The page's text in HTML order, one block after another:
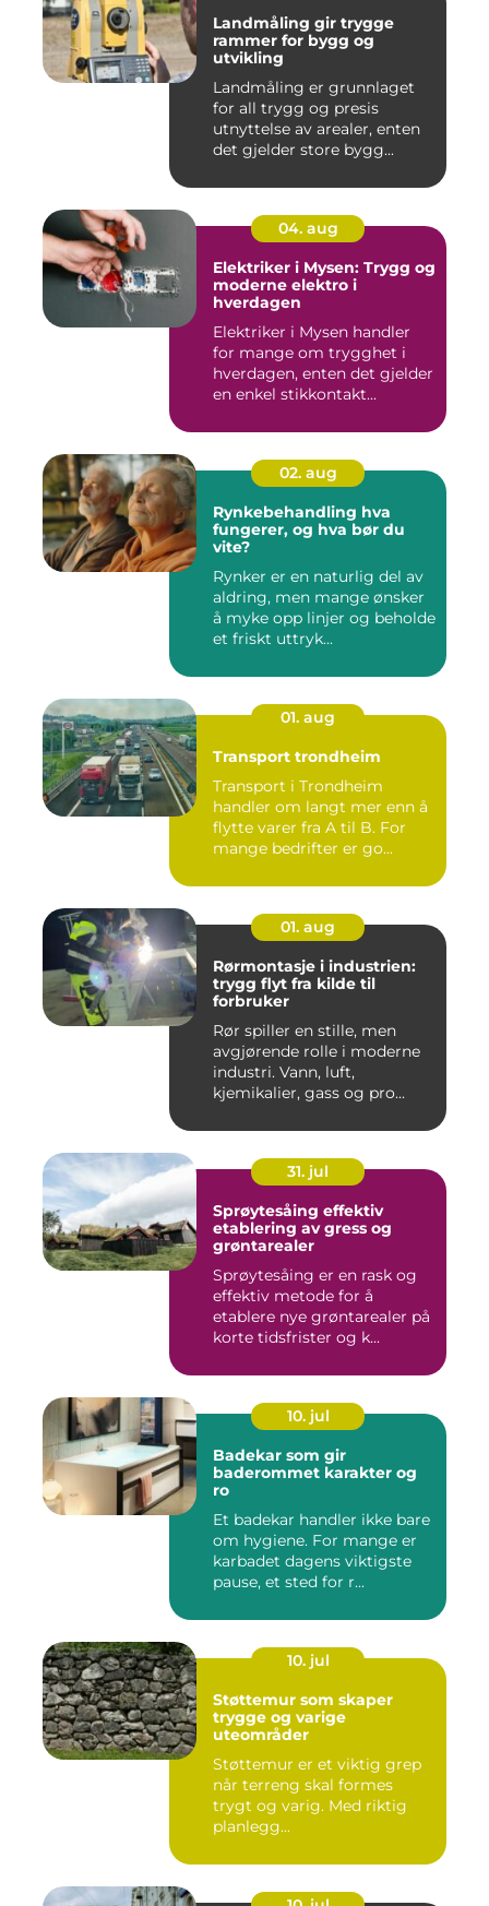
Landmåling gir trygge
rammer for bygg og
utvikling
Landmåling er grunnlaget
for all trygg og presis
utnyttelse av arealer, enten
det gjelder store bygg...
04. aug
Elektriker i Mysen: Trygg og
moderne elektro i
hverdagen
Elektriker i Mysen handler
for mange om trygghet i
hverdagen, enten det gjelder
en enkel stikkontakt...
02. aug
Rynkebehandling hva
fungerer, og hva bør du
vite?
Rynker er en naturlig del av
aldring, men mange ønsker
å myke opp linjer og beholde
et friskt uttryk...
01. aug
Transport trondheim
Transport i Trondheim
handler om langt mer enn å
flytte varer fra A til B. For
mange bedrifter er go...
01. aug
Rørmontasje i industrien:
trygg flyt fra kilde til
forbruker
Rør spiller en stille, men
avgjørende rolle i moderne
industri. Vann, luft,
kjemikalier, gass og pro...
31. jul
Sprøytesåing effektiv
etablering av gress og
grøntarealer
Sprøytesåing er en rask og
effektiv metode for å
etablere nye grøntarealer på
korte tidsfrister og k...
10. jul
Badekar som gir
baderommet karakter og
ro
Et badekar handler ikke bare
om hygiene. For mange er
karbadet dagens viktigste
pause, et sted for r...
10. jul
Støttemur som skaper
trygge og varige
uteområder
Støttemur er et viktig grep
når terreng skal formes
trygt og varig. Med riktig
planlegg...